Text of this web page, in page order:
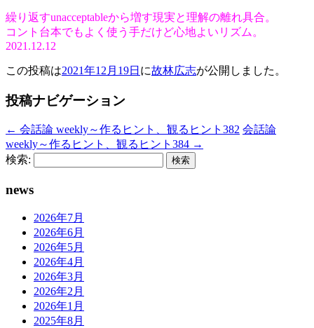
繰り返すunacceptableから増す現実と理解の離れ具合。
コント台本でもよく使う手だけど心地よいリズム。
2021.12.12
この投稿は2021年12月19日 に故林広志が公開しました 。
投稿ナビゲーション
← 会話論 weekly～作るヒント、観るヒント382 会話論
weekly～作るヒント、観るヒント384 →
検索:
news
2026年7月
2026年6月
2026年5月
2026年4月
2026年3月
2026年2月
2026年1月
2025年8月